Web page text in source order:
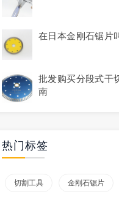
在日本金刚石锯片
批发购买分段式干
南
热门标签
切割工具 金刚石锯片